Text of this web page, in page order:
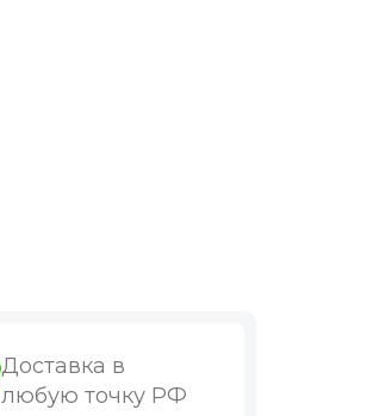
Доставка в
любую точку РФ